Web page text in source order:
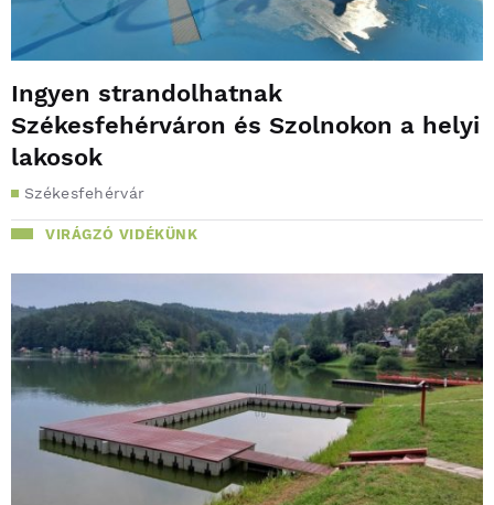
Ingyen strandolhatnak
Székesfehérváron és Szolnokon a helyi
lakosok
Székesfehérvár
VIRÁGZÓ VIDÉKÜNK